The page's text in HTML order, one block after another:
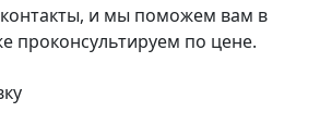
и мы поможем вам в
проконсультируем по цене.